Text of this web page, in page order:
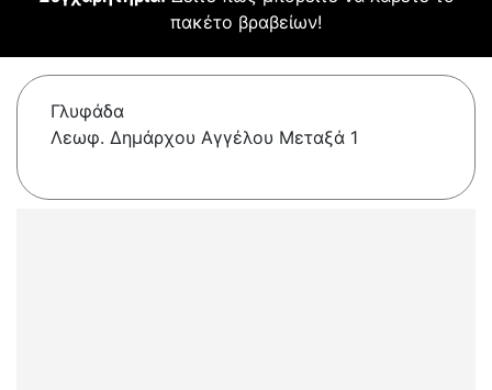
πακέτο βραβείων!
Γλυφάδα
Λεωφ. Δημάρχου Αγγέλου Μεταξά 1